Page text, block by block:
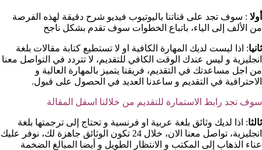
أولا : سوف تجد على قناتنا باليوتيوب فيديو شرح دقيقة لهذه الفرصة
من الألف إلى الياء، باتباع الخطوات سوف تقدم بشكل ناجح
ثانيا: اذا ليست لديك المهارة الكافية او لا تستطيع كتابة مقالات بلغة
انجليزية و ليس عندك الوقت الكافي للتقديم، لا تتردد في التواصل معنا
من اجل مساعدتك في التقديم، فريقنا يتميز بالمهارة العالية و
الاحترافية في التقديم و ساعدنا العديد في الحصول على قبول.
سوف تجد رابط الاستمارة للتقديم من خلالنا اسفل المقالة
ثالثا: اذا لديك وثائق بلغة عربية او فرنسية و تحتاج إلى ترجمتها بلغة
انجليزية، تواصل معنا الان، خلال 24 تكون الوثائق جاهزة لك، نوفر عليك
عناء الذهاب إلى المكتب و الانتظار الطويل و أيضا المبالغ الضخمة